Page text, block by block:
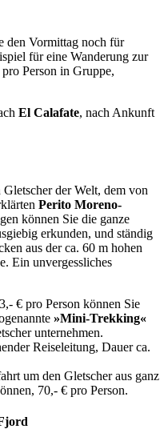
den Vormittag noch für
für eine Wanderung zur
Person in Gruppe,
El Calafate, nach Ankunft
der Welt, dem von
Perito Moreno-
können Sie die ganze
erkunden, und ständig
aus der ca. 60 m hohen
Ein unvergessliches
€ pro Person können Sie
»Mini-Trekking«
unternehmen.
Reiseleitung, Dauer ca.
um den Gletscher aus ganz
70,- € pro Person.